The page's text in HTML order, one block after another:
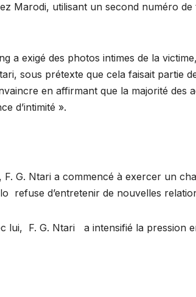
Marodi, utilisant un second numéro
a exigé des photos intimes de la
sous prétexte que cela faisait partie
en affirmant que la majorité des
d’intimité ».
G. Ntari a commencé à exercer un
refuse d’entretenir de nouvelles
lui, F. G. Ntari a intensifié la pression